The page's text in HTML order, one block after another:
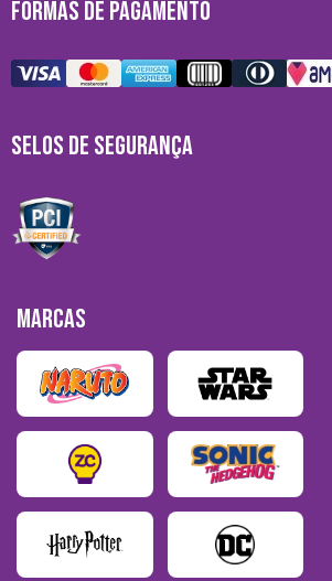
FORMAS DE PAGAMENTO
SELOS DE SEGURANÇA
MARCAS